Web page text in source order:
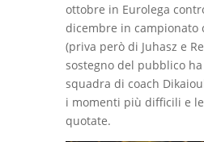
ottobre in Eurolega
dicembre in campionato
(priva però di Juhasz e
sostegno del pubblico
squadra di coach
i momenti più difficili e
quotate.